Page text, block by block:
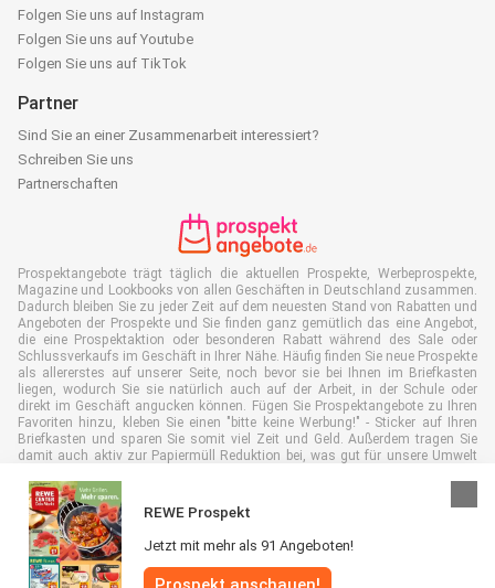
REWE Prospekt
Jetzt mit mehr als 91 Angeboten!
Folgen Sie uns auf Instagram
Folgen Sie uns auf Youtube
Folgen Sie uns auf TikTok
Partner
Sind Sie an einer Zusammenarbeit interessiert?
Schreiben Sie uns
Partnerschaften
Prospektangebote trägt täglich die aktuellen Prospekte, Werbeprospekte,
Magazine und Lookbooks von allen Geschäften in Deutschland zusammen.
Dadurch bleiben Sie zu jeder Zeit auf dem neuesten Stand von Rabatten und
Angeboten der Prospekte und Sie finden ganz gemütlich das eine Angebot,
die eine Prospektaktion oder besonderen Rabatt während des Sale oder
Schlussverkaufs im Geschäft in Ihrer Nähe. Häufig finden Sie neue Prospekte
als allererstes auf unserer Seite, noch bevor sie bei Ihnen im Briefkasten
liegen, wodurch Sie sie natürlich auch auf der Arbeit, in der Schule oder
direkt im Geschäft angucken können. Fügen Sie Prospektangebote zu Ihren
Favoriten hinzu, kleben Sie einen "bitte keine Werbung!" - Sticker auf Ihren
Briefkasten und sparen Sie somit viel Zeit und Geld. Außerdem tragen Sie
damit auch aktiv zur Papiermüll Reduktion bei, was gut für unsere Umwelt
Alle Rechte vorbehalten © Prospektangebote.de 2026 |